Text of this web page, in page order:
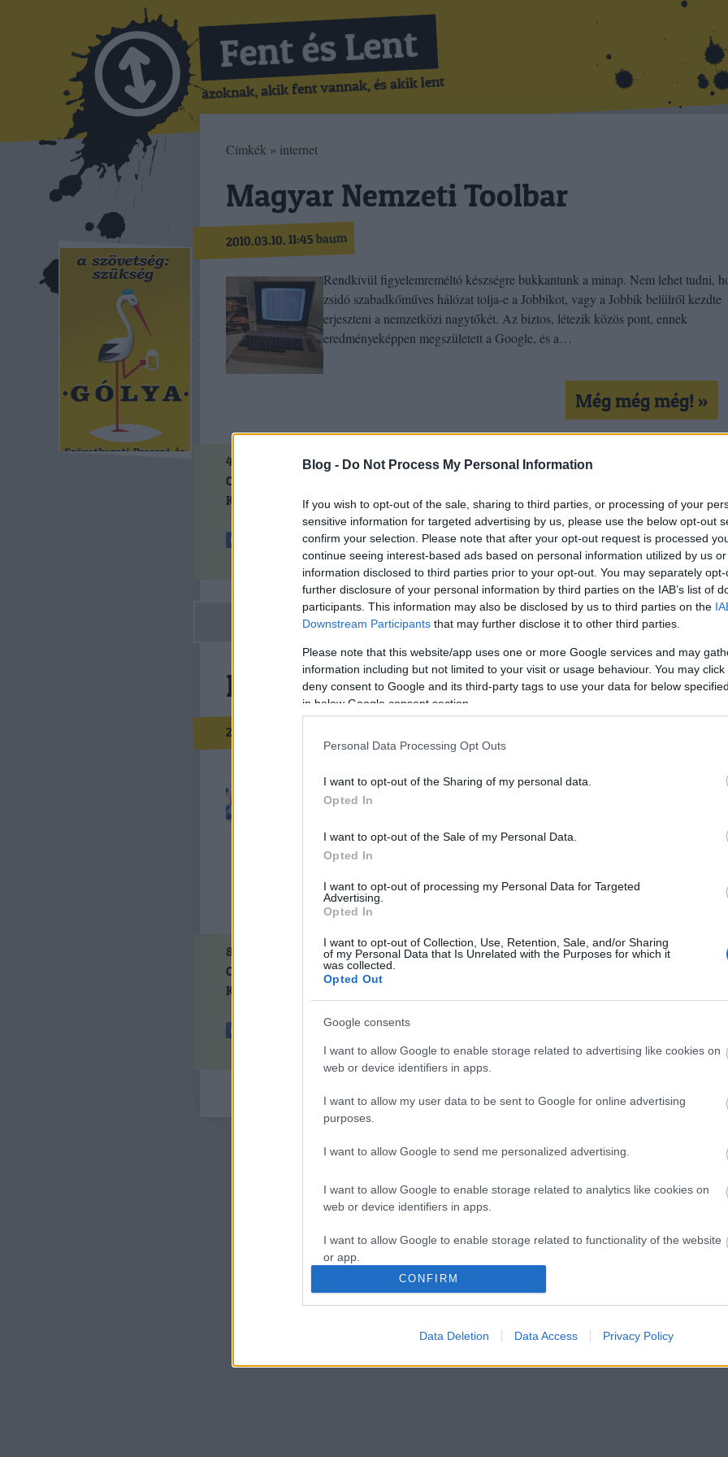
Blog - Do Not Process My Personal Information
If you wish to opt-out of the sale, sharing to third parties, or processing of your
sensitive information for targeted advertising by us, please use the below opt-out
confirm your selection. Please note that after your opt-out request is processed
continue seeing interest-based ads based on personal information utilized by us
information disclosed to third parties prior to your opt-out. You may separately
further disclosure of your personal information by third parties on the IAB’s list of
participants. This information may also be disclosed by us to third parties on the
Downstream Participants that may further disclose it to other third parties.
Please note that this website/app uses one or more Google services and may
information including but not limited to your visit or usage behaviour. You may
deny consent to Google and its third-party tags to use your data for below
in below Google consent section.
Personal Data Processing Opt Outs
I want to opt-out of the Sharing of my personal data.
Opted In
I want to opt-out of the Sale of my Personal Data.
Opted In
I want to opt-out of processing my Personal Data for Targeted
Advertising.
Opted In
I want to opt-out of Collection, Use, Retention, Sale, and/or Sharing
of my Personal Data that Is Unrelated with the Purposes for which it
was collected.
Opted Out
Google consents
I want to allow Google to enable storage related to advertising like cookies on
web or device identifiers in apps.
I want to allow my user data to be sent to Google for online advertising
purposes.
I want to allow Google to send me personalized advertising.
I want to allow Google to enable storage related to analytics like cookies on
web or device identifiers in apps.
I want to allow Google to enable storage related to functionality of the website
or app.
I want to allow Google to enable storage related to personalization.
I want to allow Google to enable storage related to security, including
authentication functionality and fraud prevention, and other user protection.
CONFIRM
Data Deletion Data Access Privacy Policy
Fent és Lent
azoknak, akik fent vannak, és akik lent
Címkék » internet
Magyar Nemzeti Toolbar
2010.03.10. 11:45baum
Rendkívül figyelemreméltó készségre bukkantunk a minap. Nem lehet tudni,
zsidó szabadkőműves hálózat tolja-e a Jobbikot, vagy a Jobbik belülről kezdte
erjeszteni a nemzetközi nagytőkét. Az biztos, létezik közös pont, ennek
eredményeképpen megszületett a Google, és a…
Még még még! »
4
Címkék:
Kövess minket a Facebookon is!
Tetszik 0
Kína rákeresett a Google-re
2010.01.21. 10:00
Lett egy érzésem mostanában. Van például ez a Google-botrány. Hogy
kínai hackerek emberi jogi aktivisták levelezését törték föl, ezért a Google nem
hajlandó tovább alkalmazni a kínai kormány által kért korlátozásokat. Amiket
Még még még! »
8
Címkék:
kínaadatvédelem
Kövess minket a Facebookon is!